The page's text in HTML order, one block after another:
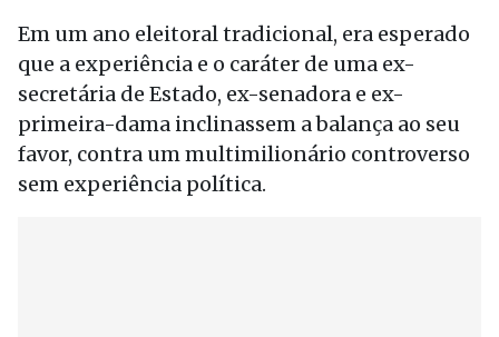
Em um ano eleitoral tradicional, era esperado
que a experiência e o caráter de uma ex-
secretária de Estado, ex-senadora e ex-
primeira-dama inclinassem a balança ao seu
favor, contra um multimilionário controverso
sem experiência política.